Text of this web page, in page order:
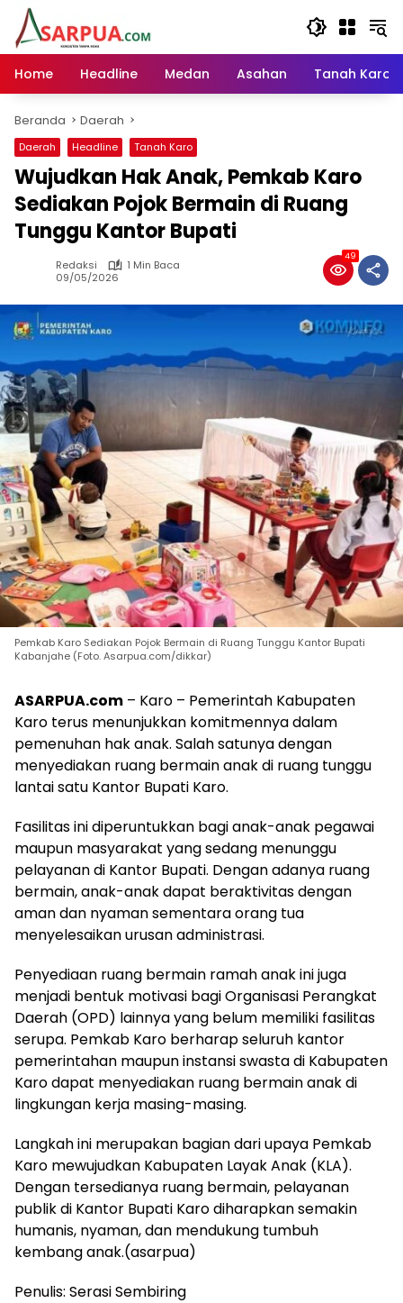
Langsung
konten
Home
Headline Medan Asahan Tanah Karo
Beranda Daerah
Daerah Headline Tanah Karo
Wujudkan Hak Anak, Pemkab Karo
Sediakan Pojok Bermain di Ruang
Tunggu Kantor Bupati
Redaksi
1 Min Baca
09/05/2026
49
Pemkab Karo Sediakan Pojok Bermain di Ruang Tunggu Kantor Bupati
Kabanjahe (Foto. Asarpua.com/dikkar)
ASARPUA.com – Karo – Pemerintah Kabupaten
Karo terus menunjukkan komitmennya dalam
pemenuhan hak anak. Salah satunya dengan
menyediakan ruang bermain anak di ruang tunggu
lantai satu Kantor Bupati Karo.
Fasilitas ini diperuntukkan bagi anak-anak pegawai
maupun masyarakat yang sedang menunggu
pelayanan di Kantor Bupati. Dengan adanya ruang
bermain, anak-anak dapat beraktivitas dengan
aman dan nyaman sementara orang tua
menyelesaikan urusan administrasi.
Penyediaan ruang bermain ramah anak ini juga
menjadi bentuk motivasi bagi Organisasi Perangkat
Daerah (OPD) lainnya yang belum memiliki fasilitas
serupa. Pemkab Karo berharap seluruh kantor
pemerintahan maupun instansi swasta di Kabupaten
Karo dapat menyediakan ruang bermain anak di
lingkungan kerja masing-masing.
Langkah ini merupakan bagian dari upaya Pemkab
Karo mewujudkan Kabupaten Layak Anak (KLA).
Dengan tersedianya ruang bermain, pelayanan
publik di Kantor Bupati Karo diharapkan semakin
humanis, nyaman, dan mendukung tumbuh
kembang anak.(asarpua)
Penulis: Serasi Sembiring